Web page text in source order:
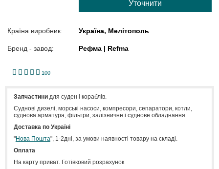
Уточнити
Країна виробник: Україна, Мелітополь
Бренд - завод: Рефма | Refma
100
12345
Запчастинидля суден і кораблів.
Cуднові дизелі, морські насоси, компресори, сепаратори, котли,
суднова арматура, фільтри, залізничне і суднове обладнання.
Доставка по Україні
"Нова Пошта", 1-2дні, за умови наявності товару на складі.
Оплата
На карту приват. Готівковий розрахунок